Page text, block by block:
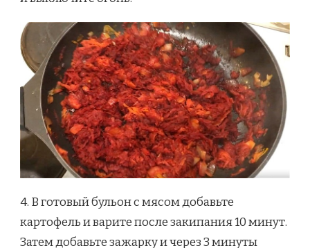
4. В готовый бульон с мясом добавьте
картофель и варите после закипания 10 минут.
Затем добавьте зажарку и через 3 минуты